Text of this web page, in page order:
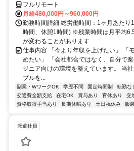
フルリモート
月給480,000円～960,000円
勤務時間詳細 総労働時間：1ヶ月あた
時間、休憩1時間) ※残業時間は月平均
が変わることがあります
仕事内容 「今より年収を上げたい」 「
めたい」 「会社都合ではなく、自分で
ジニア向けの環境を整えています。 当
ブルを...
副業・WワークOK 学歴不問 固定時間制 転勤なし
交通費全額支給
在宅OK 賞与あり 育休あり 交
資格取得手当あり
長期休暇あり 土日祝休み 服
派遣社員